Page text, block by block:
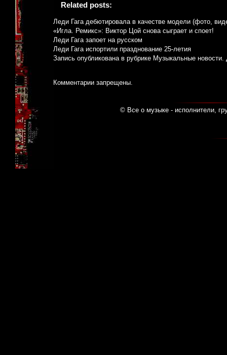
Related posts:
Леди Гага дебютировала в качестве модели (фото,
«Игла. Ремикс»: Виктор Цой снова сыграет и споет!
Леди Гага запоет на русском
Леди Гага испортили празднование 25-летия
Запись опубликована в рубрике Музыкальные новости.
Комментарии запрещены.
© Все о музыке - исполнители,